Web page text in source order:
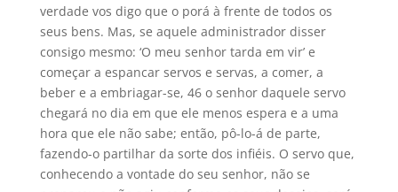
verdade vos digo que o porá à frente de todos os
seus bens. Mas, se aquele administrador disser
consigo mesmo: ‘O meu senhor tarda em vir’ e
começar a espancar servos e servas, a comer, a
beber e a embriagar-se, 46 o senhor daquele servo
chegará no dia em que ele menos espera e a uma
hora que ele não sabe; então, pô-lo-á de parte,
fazendo-o partilhar da sorte dos infiéis. O servo que,
conhecendo a vontade do seu senhor, não se